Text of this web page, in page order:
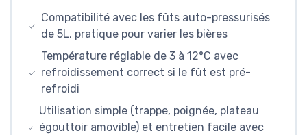
Compatibilité avec les fûts auto-pressurisés
de 5L, pratique pour varier les bières
Température réglable de 3 à 12°C avec
refroidissement correct si le fût est pré-
refroidi
Utilisation simple (trappe, poignée, plateau
égouttoir amovible) et entretien facile avec